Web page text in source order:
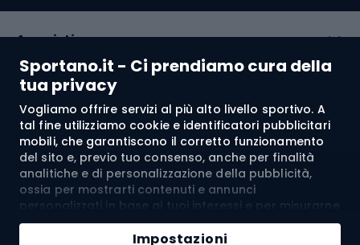
Sportano.it - Ci prendiamo cura della
tua privacy
Vogliamo offrire servizi al più alto livello sportivo. A
tal fine utilizziamo cookie e identificatori pubblicitari
mobili, che garantiscono il corretto funzionamento
del sito e, previo tuo consenso, anche per finalità
analitiche e di personalizzazione della pubblicità,
ossia per mostrarti contenuti e annunci
personalizzati in base ai tuoi interessi e per misurarne
l’efficacia. I cookie e gli identificatori pubblicitari
mobili possono essere utilizzati sia per attività
Impostazioni
Acquisti
Servizio clienti
Regolamento
Chi siamo